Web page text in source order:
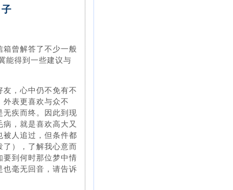
曾解答了不少一般
能得到一些建议与
，心中仍不免有不
外表更喜欢与众不
无疾而终。因此到现
，就是喜欢高大又
被人追过，但条件都
），了解我心意而
要到何时那位梦中情
也毫无回音，请告诉